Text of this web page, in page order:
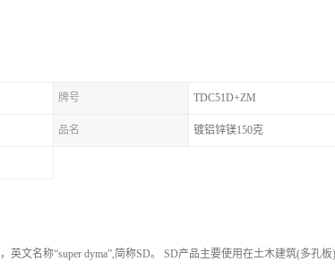
牌号 TDC51D+ZM
品名 镀铝锌镁150克
文名称“super dyma”,简称SD。 SD产品主要使用在土木建筑(多孔